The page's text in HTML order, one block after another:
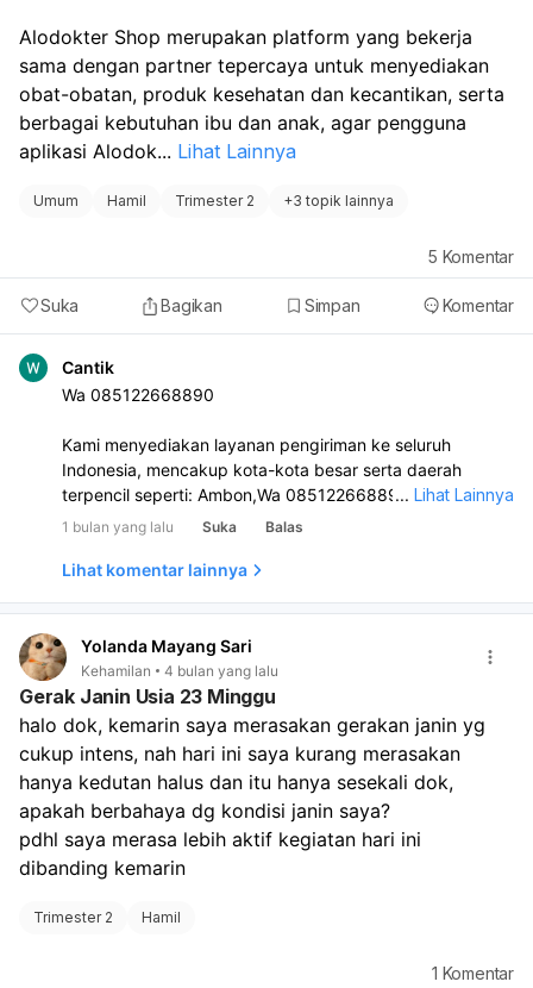
Alodokter Shop merupakan platform yang bekerja
sama dengan partner tepercaya untuk menyediakan
obat-obatan, produk kesehatan dan kecantikan, serta
berbagai kebutuhan ibu dan anak, agar pengguna
aplikasi Alodok... Lihat Lainnya
Umum Hamil Trimester 2 +3 topik lainnya
Suka Bagikan Simpan Komentar
5 Komentar
Cantik
Wa 085122668890
Kami menyediakan layanan pengiriman ke seluruh
Indonesia, mencakup kota-kota besar serta daerah
terpencil seperti: Ambon,Wa 085122668890 Banda
Aceh,Wa 085122668890 Bandung,Wa 085122668890
085122668890 Bau-Bau,Wa 085122668890
Blitar, Bontang,Wa 085122668890 Cilegon,Wa
085122668890 Cirebon,Wa 085122668890 Depok,Wa
085122668890 GorontaloWa 085122668890, Jakarta,Wa
085122668890 Jayapura,Wa 085122668890 Kendari,Wa
085122668890 Kota Mobagu,Wa 085122668890
Kupang,Wa 085122668890 Lhokseumawe,Wa
085122668890 Madiun,Wa 085122668890 Makassar,Wa
085122668890 Manado,Wa 085122668890 Metro,
Mojokerto,Wa 085122668890 Panjang,Wa
085122668890 Pagar Alam,Wa 085122668890
Palembang,Wa 085122668890 Palu,Wa 085122668890
085122668890 Pekalongan,Wa 085122668890
085122668890 Purwokerto,Wa 085122668890
... Lihat Lainnya
1 bulan yang lalu Suka Balas
Lihat komentar lainnya
Yolanda Mayang Sari
Kehamilan 4 bulan yang lalu
Gerak Janin Usia 23 Minggu
halo dok, kemarin saya merasakan gerakan janin yg
cukup intens, nah hari ini saya kurang merasakan
hanya kedutan halus dan itu hanya sesekali dok,
apakah berbahaya dg kondisi janin saya?
pdhl saya merasa lebih aktif kegiatan hari ini
dibanding kemarin
Trimester 2 Hamil
1 Komentar